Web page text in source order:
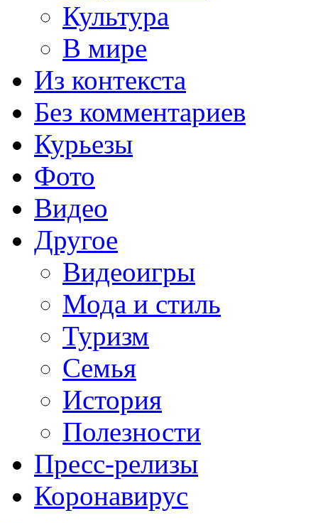
Культура
В мире
Из контекста
Без комментариев
Курьезы
Фото
Видео
Другое
Видеоигры
Мода и стиль
Туризм
Семья
История
Полезности
Пресс-релизы
Коронавирус